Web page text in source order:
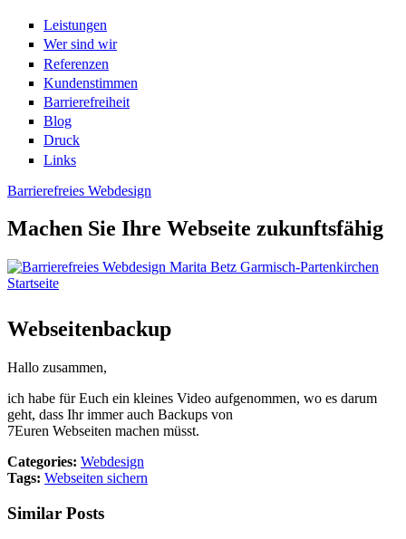
Leistungen
Wer sind wir
Referenzen
Kundenstimmen
Barrierefreiheit
Blog
Druck
Links
Barrierefreies Webdesign
Machen Sie Ihre Webseite zukunftsfähig
Startseite
Webseitenbackup
Hallo zusammen,
ich habe für Euch ein kleines Video aufgenommen, wo es darum
geht, dass Ihr immer auch Backups von
7Euren Webseiten machen müsst.
Categories: Webdesign
Tags: Webseiten sichern
Similar Posts